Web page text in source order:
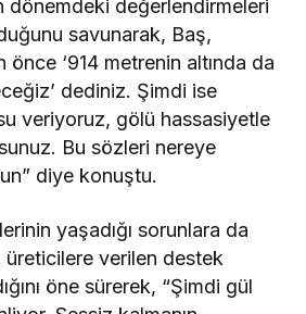
dönemdeki değerlendirmeleri
savunarak, Baş,
önce ‘914 metrenin altında da
dediniz. Şimdi ise
veriyoruz, gölü hassasiyetle
Bu sözleri nereye
diye konuştu.
yaşadığı sorunlara da
verilen destek
öne sürerek, “Şimdi gül